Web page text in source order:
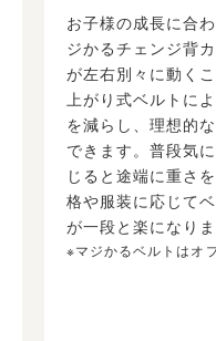
お子様の成長に合
ジかるチェンジ背
が左右別々に動く
上がり式ベルトに
を減らし、理想的
できます。普段気
じると途端に重さ
格や服装に応じて
が一段と楽になりま
※マジかるベルトはオ